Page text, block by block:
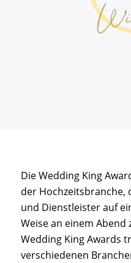
Die Wedding King
der Hochzeitsbranche,
und Dienstleister auf
Weise an einem
Wedding King Awards
verschiedenen